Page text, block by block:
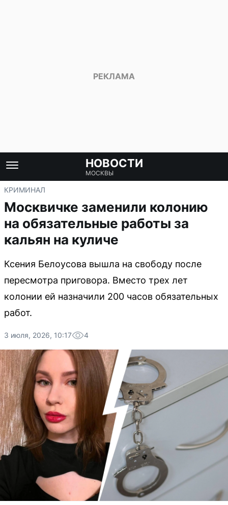
НОВОСТИ
МОСКВЫ
КРИМИНАЛ
Москвичке заменили колонию
на обязательные работы за
кальян на куличе
Ксения Белоусова вышла на свободу после
пересмотра приговора. Вместо трех лет
колонии ей назначили 200 часов обязательных
работ.
3 июля, 2026, 10:17 4